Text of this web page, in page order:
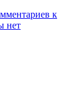
к
нет